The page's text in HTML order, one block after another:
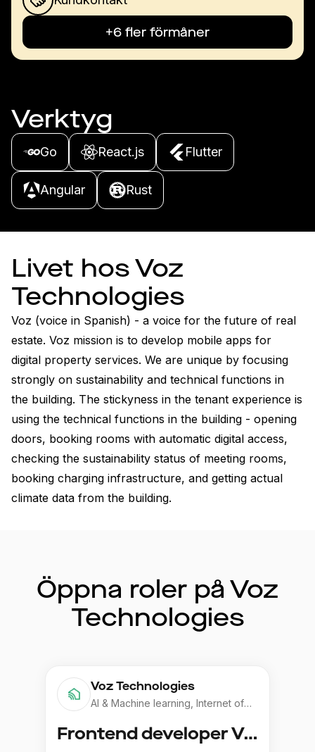
+6 fler förmåner
Verktyg
Go React.js Flutter
Angular Rust
Livet hos Voz
Technologies
Voz (voice in Spanish) - a voice for the future of real
estate. Voz mission is to develop mobile apps for
digital property services. We are unique by focusing
strongly on sustainability and technical functions in
the building. The stickyness in the tenant experience is
using the technical functions in the building - opening
doors, booking rooms with automatic digital access,
checking the sustainability status of meeting rooms,
booking charging infrastructure, and getting actual
climate data from the building.
Öppna roler på Voz
Technologies
Voz Technologies
AI & Machine learning, Internet of
Frontend developer Voz Tech - the building in your pocket!